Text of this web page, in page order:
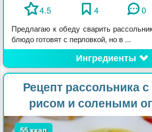
4.5 4 0
Предлагаю к обеду сварить
блюдо готовят с перловкой, но в ...
Ингредиенты
Рецепт рассольника
рисом и солеными
55 ккал